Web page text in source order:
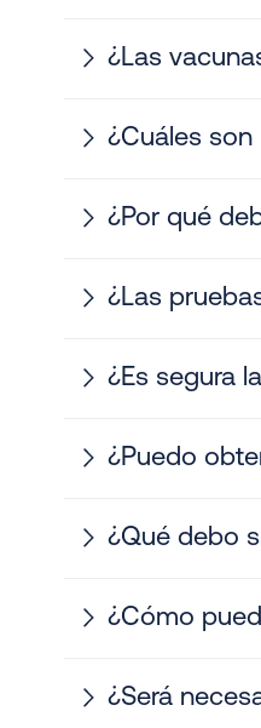
¿Las
¿Cuáles
¿Por qué
¿Las
¿Es segura
¿Puedo
¿Qué debo
¿Cómo
¿Será